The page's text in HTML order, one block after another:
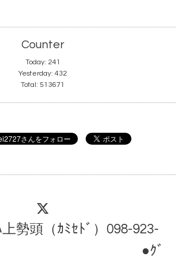
Counter
Today: 241
Yesterday: 432
Total: 513671
勢頭（ｶﾐｾﾄﾞ）098-923-
●ｸﾞ